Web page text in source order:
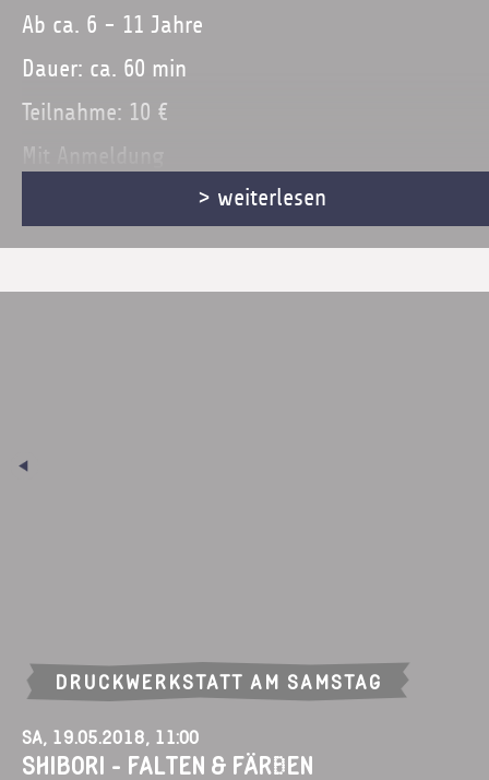
Ab ca. 6 - 11 Jahre
Dauer: ca. 60 min
Teilnahme: 10 €
> weiterlesen
DRUCKWERKSTATT AM SAMSTAG
Sa, 19.05.2018, 11:00
SHIBORI - Falten & Färben